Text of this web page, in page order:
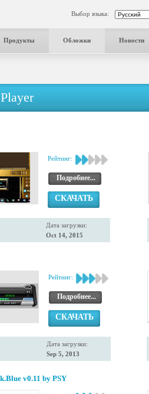
Выбор языка:
Продукты Обложки Новости
Рейтинг:
Подробнее...
СКАЧАТЬ
Дата загрузки:
Oct 14, 2015
Рейтинг:
Подробнее...
СКАЧАТЬ
Дата загрузки:
Sep 5, 2013
v0.11 by PSY